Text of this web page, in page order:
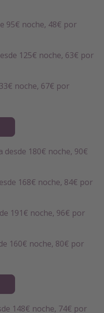
95€ noche, 48€ por
125€ noche, 63€ por
noche, 67€ por
180€ noche, 90€
168€ noche, 84€ por
191€ noche, 96€ por
160€ noche, 80€ por
148€ noche, 74€ por